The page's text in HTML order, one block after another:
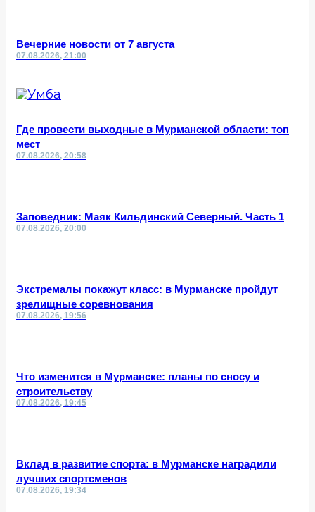
Вечерние новости от 7 августа
07.08.2026, 21:00
Где провести выходные в Мурманской области: топ
мест
07.08.2026, 20:58
Заповедник: Маяк Кильдинский Северный. Часть 1
07.08.2026, 20:00
Экстремалы покажут класс: в Мурманске пройдут
зрелищные соревнования
07.08.2026, 19:56
Что изменится в Мурманске: планы по сносу и
строительству
07.08.2026, 19:45
Вклад в развитие спорта: в Мурманске наградили
лучших спортсменов
07.08.2026, 19:34